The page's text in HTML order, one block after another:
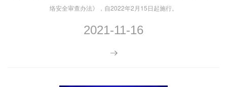
络安全审查办法》，自2022年2月15日起施行。
2021-11-16